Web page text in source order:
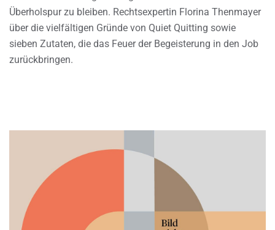
Überholspur zu bleiben. Rechtsexpertin Florina Thenmayer
über die vielfältigen Gründe von Quiet Quitting sowie
sieben Zutaten, die das Feuer der Begeisterung in den Job
zurückbringen.